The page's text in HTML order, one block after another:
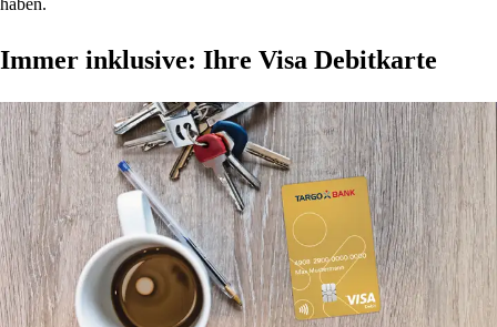
haben.
Immer inklusive: Ihre Visa Debitkarte